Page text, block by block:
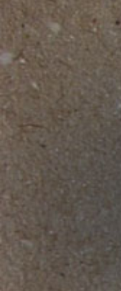
2.252.25
4
Punkte: 4
Punkte: 4
Millau Punkte: 4